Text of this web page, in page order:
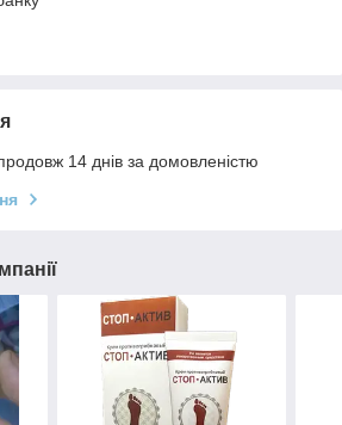
14 днів за домовленістю